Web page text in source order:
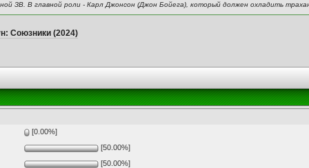
ЗВ. В главной роли - Карл Джонсон (Джон Бойега), который должен охладить
Союзники (2024)
[0.00%]
[50.00%]
[50.00%]